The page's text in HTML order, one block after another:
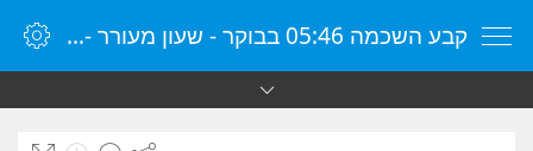
קבע השכמה 05:46 בבוקר - שעון מעורר - שעון מעורר מקוון - שעון מעורר במחשב